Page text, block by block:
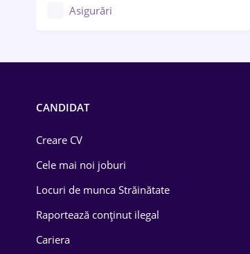
Asigurări
Drept
Educație / Training
Energetică
CANDIDAT
Creare CV
Cele mai noi joburi
Locuri de munca Străinătate
Raportează conținut ilegal
Cariera